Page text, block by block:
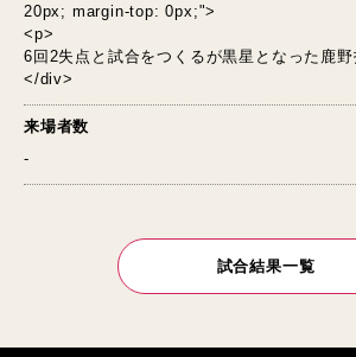
20px; margin-top: 0px;">
<p>
6回2失点と試合をつくるが黒星となった鹿
</div>
来場者数
-
試合結果一覧